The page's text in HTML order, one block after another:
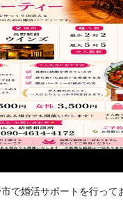
で婚活サポートを行っ